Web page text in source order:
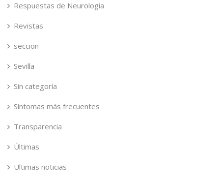
Respuestas de Neurologia
Revistas
seccion
Sevilla
Sin categoría
Síntomas más frecuentes
Transparencia
Últimas
Ultimas noticias